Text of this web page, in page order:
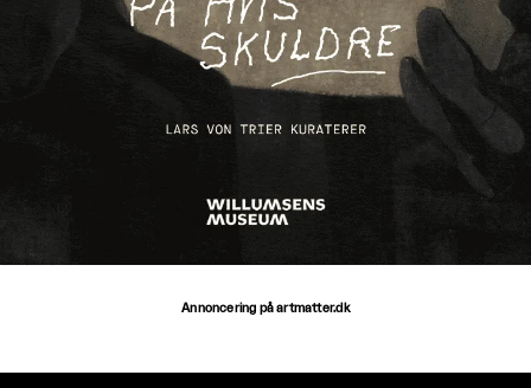
Annoncering på artmatter.dk